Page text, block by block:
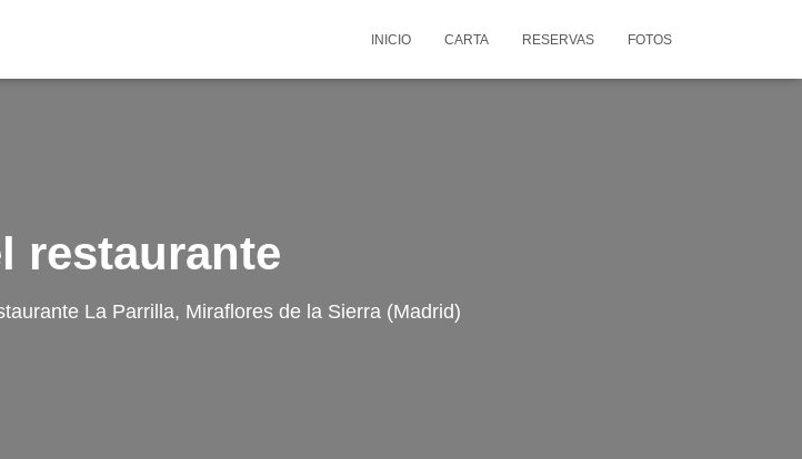
INICIO CARTA RESERVAS FOTOS
restaurante
La Parrilla, Miraflores de la Sierra (Madrid)